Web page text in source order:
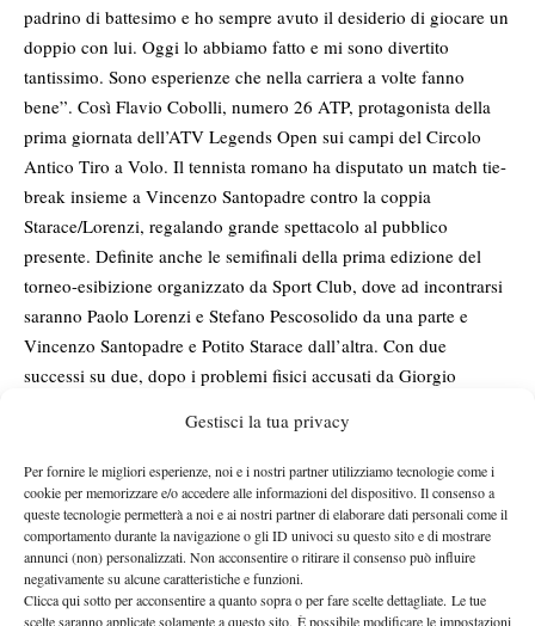
Gestisci la tua privacy
Per fornire le migliori esperienze, noi e i nostri partner utilizziamo tecnologie come i
cookie per memorizzare e/o accedere alle informazioni del dispositivo. Il consenso a
queste tecnologie permetterà a noi e ai nostri partner di elaborare dati personali come il
comportamento durante la navigazione o gli ID univoci su questo sito e di mostrare
annunci (non) personalizzati. Non acconsentire o ritirare il consenso può influire
negativamente su alcune caratteristiche e funzioni.
Clicca qui sotto per acconsentire a quanto sopra o per fare scelte dettagliate. Le tue
scelte saranno applicate solamente a questo sito. È possibile modificare le impostazioni
padrino di battesimo e ho sempre avuto il desiderio di giocare un
doppio con lui. Oggi lo abbiamo fatto e mi sono divertito
tantissimo. Sono esperienze che nella carriera a volte fanno
bene”. Così Flavio Cobolli, numero 26 ATP, protagonista della
prima giornata dell’ATV Legends Open sui campi del Circolo
Antico Tiro a Volo. Il tennista romano ha disputato un match tie-
break insieme a Vincenzo Santopadre contro la coppia
Starace/Lorenzi, regalando grande spettacolo al pubblico
presente. Definite anche le semifinali della prima edizione del
torneo-esibizione organizzato da Sport Club, dove ad incontrarsi
saranno Paolo Lorenzi e Stefano Pescosolido da una parte e
Vincenzo Santopadre e Potito Starace dall’altra. Con due
successi su due, dopo i problemi fisici accusati da Giorgio
plein la fase a gironi: “Mi piace pensare di non aver mai smesso,
ma purtroppo il tempo passa per tutti. Devo davvero fare i
complimenti all’organizzazione, che ha ideato questo evento. È
bellissimo ritrovarsi qui con ex giocatori, con i quali abbiamo
condiviso tante esperienze indimenticabili e devo dire che ho
visto anche delle partite di altissimo livello. Io sono stato
avvantaggiato dal fatto di aver smesso un po’ più tardi di